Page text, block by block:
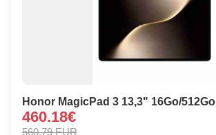
Honor MagicPad 3 13,3" 16Go/512Go
460.18€
560.79 EUR